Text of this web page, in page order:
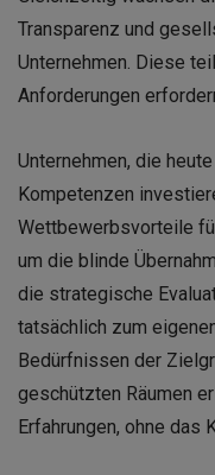
Transparenz und
Unternehmen. Diese
Anforderungen
Unternehmen, die
Kompetenzen
Wettbewerbsvorteile
um die blinde
die strategische
tatsächlich zum
Bedürfnissen der
geschützten Räumen
Erfahrungen, ohne das